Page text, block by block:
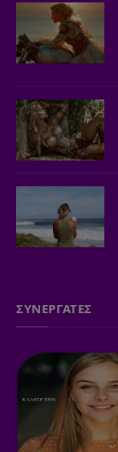
ΣΥΝΕΡΓΑΤΕΣ